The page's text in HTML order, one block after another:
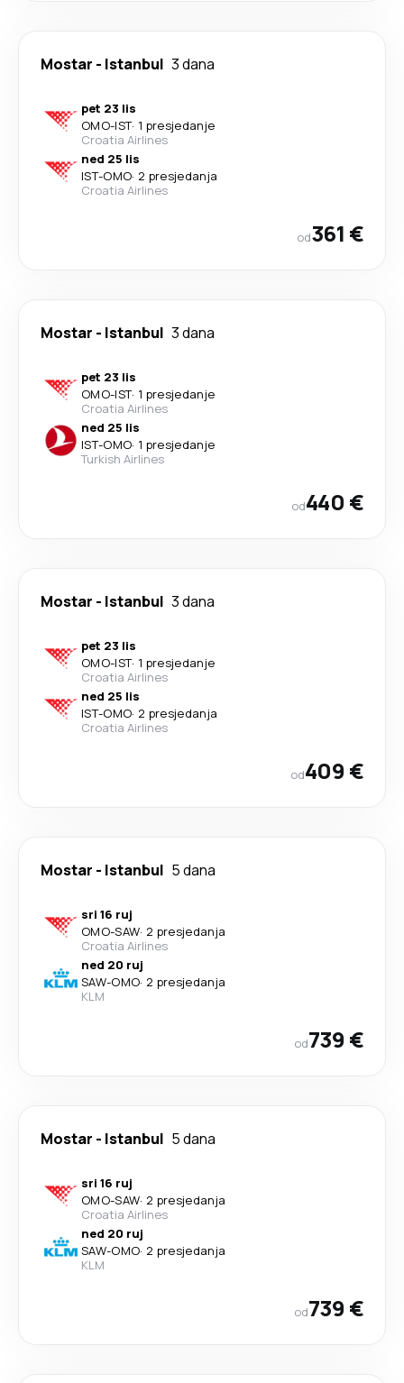
Mostar - Istanbul 3 dana
pet 23 lis
OMO-IST· 1 presjedanje
Croatia Airlines
ned 25 lis
IST-OMO· 2 presjedanja
Croatia Airlines
od361 €
Mostar - Istanbul 3 dana
pet 23 lis
OMO-IST· 1 presjedanje
Croatia Airlines
ned 25 lis
IST-OMO· 1 presjedanje
Turkish Airlines
od440 €
Mostar - Istanbul 3 dana
pet 23 lis
OMO-IST· 1 presjedanje
Croatia Airlines
ned 25 lis
IST-OMO· 2 presjedanja
Croatia Airlines
od409 €
Mostar - Istanbul 5 dana
sri 16 ruj
OMO-SAW· 2 presjedanja
Croatia Airlines
ned 20 ruj
SAW-OMO· 2 presjedanja
KLM
od739 €
Mostar - Istanbul 5 dana
sri 16 ruj
OMO-SAW· 2 presjedanja
Croatia Airlines
ned 20 ruj
SAW-OMO· 2 presjedanja
KLM
od739 €